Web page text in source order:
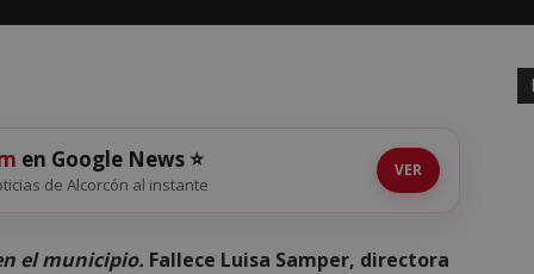
en Google News ⭐
de Alcorcón al instante
VER
el municipio. Fallece Luisa Samper, directora